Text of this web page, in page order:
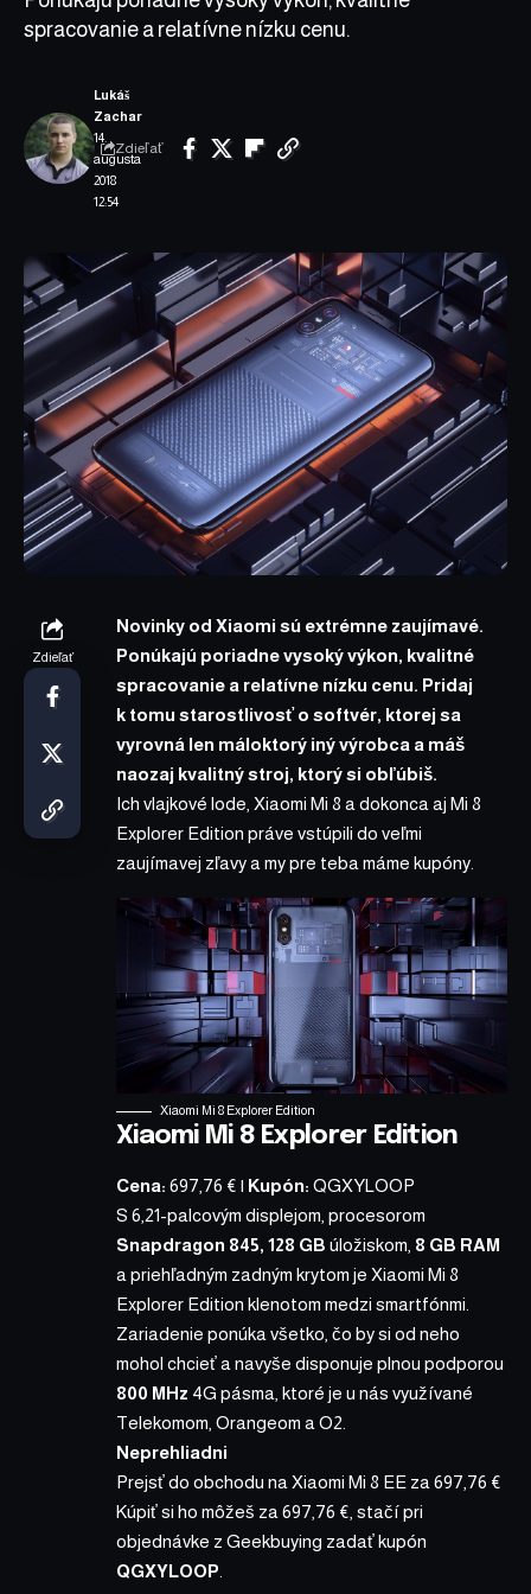
spracovanie a relatívne nízku cenu.
14.
augusta
2018
12:54
Lukáš
Zachar
Zdieľať
Zdieľať
Novinky od Xiaomi sú extrémne zaujímavé.
Ponúkajú poriadne vysoký výkon, kvalitné
spracovanie a relatívne nízku cenu. Pridaj
k tomu starostlivosť o softvér, ktorej sa
vyrovná len máloktorý iný výrobca a máš
naozaj kvalitný stroj, ktorý si obľúbiš.
Ich vlajkové lode, Xiaomi Mi 8 a dokonca aj Mi 8
Explorer Edition práve vstúpili do veľmi
zaujímavej zľavy a my pre teba máme kupóny.
Xiaomi Mi 8 Explorer Edition
Xiaomi Mi 8 Explorer Edition
Cena: 697,76 € | Kupón: QGXYLOOP
S 6,21-palcovým displejom, procesorom
Snapdragon 845, 128 GB úložiskom, 8 GB RAM
a priehľadným zadným krytom je Xiaomi Mi 8
Explorer Edition klenotom medzi smartfónmi.
Zariadenie ponúka všetko, čo by si od neho
mohol chcieť a navyše disponuje plnou podporou
800 MHz 4G pásma, ktoré je u nás využívané
Telekomom, Orangeom a O2.
Neprehliadni
Prejsť do obchodu na Xiaomi Mi 8 EE za 697,76 €
Kúpiť si ho môžeš za 697,76 € , stačípri
objednávke z Geekbuying zadať kupón
QGXYLOOP